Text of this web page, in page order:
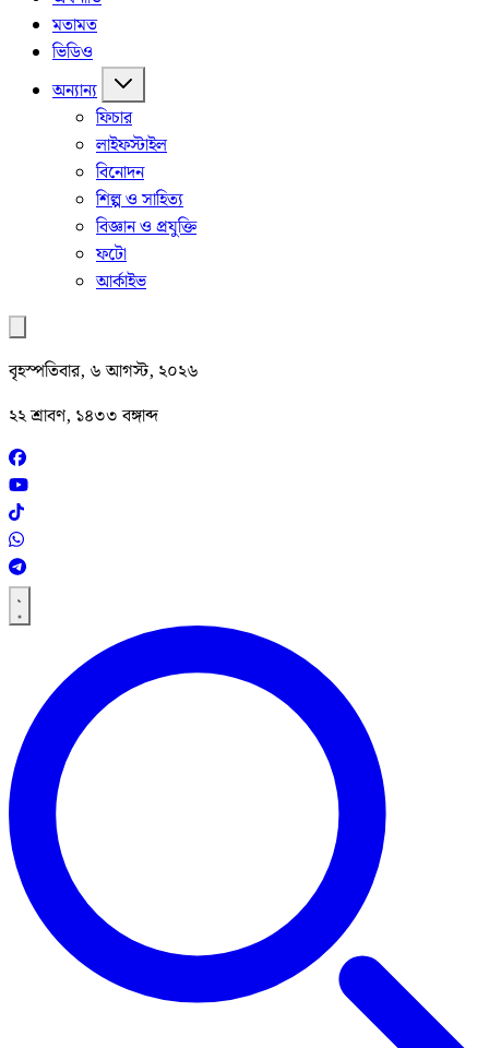
মতামত
ভিডিও
অন্যান্য
ফিচার
লাইফস্টাইল
বিনোদন
শিল্প ও সাহিত্য
বিজ্ঞান ও প্রযুক্তি
ফটো
আর্কাইভ
বৃহস্পতিবার, ৬ আগস্ট, ২০২৬
২২ শ্রাবণ, ১৪৩৩ বঙ্গাব্দ